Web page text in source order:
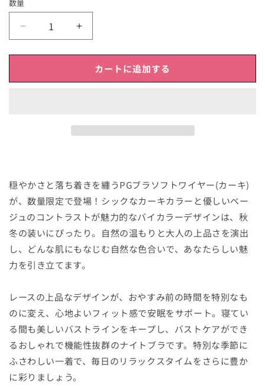
数量
数
量
を
減
ら
【数
定】
数
量
を
増
や
カートに追加する
穏やかさと落ち着きを纏うPGブラソフトワイヤー(カーキ)
が、数量限定で登場！シックなカーキカラーと優しいベー
ジュのコントラストが魅力的なバイカラーデザインは、秋
冬の装いにぴったり。自然の温もりと大人の上品さを演出
し、どんな肌にもなじむ自然な色合いで、あなたらしい魅
力を引き立てます。
レースの上品なデザインが、おやすみ前の時間を特別なも
のに変え、心地よいフィット感で安眠をサポート。寝てい
る間も美しいバストラインをキープし、バストケアができ
るおしゃれで機能性抜群のナイトブラです。特別な季節に
ふさわしい一着で、毎日のリラックスタイムをさらに豊か
に彩りましょう。